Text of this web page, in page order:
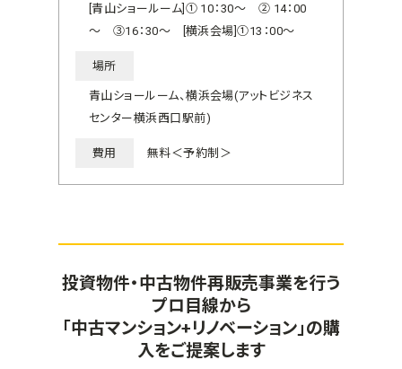
[青山ショールーム]① 10：30～ ② 14：00
～ ③16：30～ [横浜会場]①13：00～
場所
青山ショールーム、横浜会場(アットビジネス
センター横浜西口駅前)
費用 無料＜予約制＞
投資物件・中古物件再販売事業を行う
プロ目線から
「中古マンション+リノベーション」の購
入をご提案します